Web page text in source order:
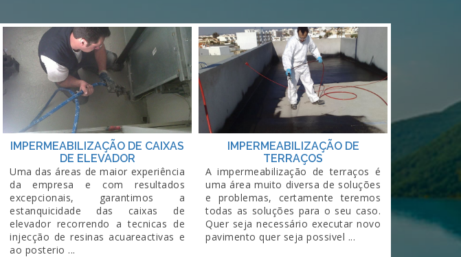
IMPERMEABILIZAÇÃO DE CAIXAS
DE ELEVADOR
Uma das áreas de maior experiência
da empresa e com resultados
excepcionais, garantimos a
estanquicidade das caixas de
elevador recorrendo a tecnicas de
injecção de resinas acuareactivas e
ao posterio ...
IMPERMEABILIZAÇÃO DE
TERRAÇOS
A impermeabilização de terraços é
uma área muito diversa de soluções
e problemas, certamente teremos
todas as soluções para o seu caso.
Quer seja necessário executar novo
pavimento quer seja possivel ...